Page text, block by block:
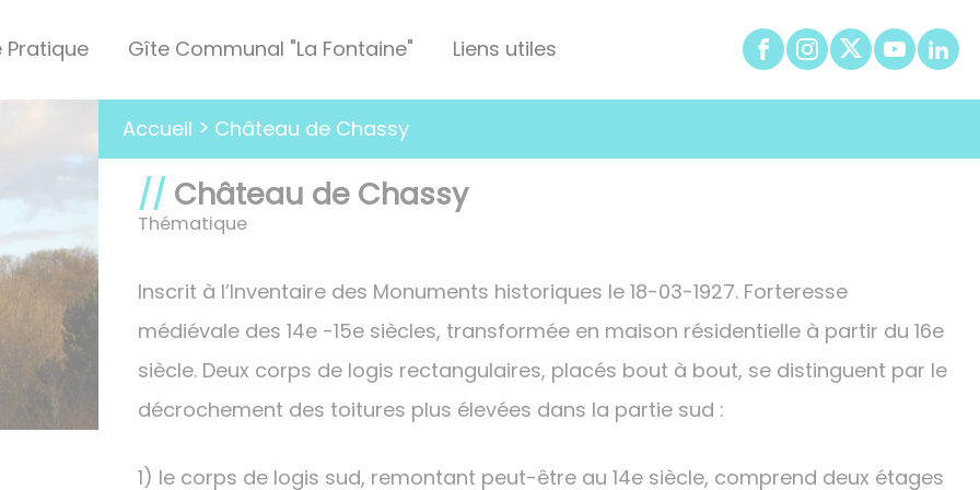
Pratique Gîte Communal "La Fontaine" Liens utiles
Accueil Château de Chassy
Château de Chassy
Thématique
Inscrit à l’Inventaire des Monuments historiques le 18-03-1927. Forteresse
médiévale des 14e -15e siècles, transformée en maison résidentielle à partir du 16e
siècle. Deux corps de logis rectangulaires, placés bout à bout, se distinguent par le
décrochement des toitures plus élevées dans la partie sud :
1) le corps de logis sud, remontant peut-être au 14e siècle, comprend deux étages